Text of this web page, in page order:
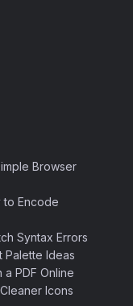
Browser
to Encode
Syntax Errors
Palette Ideas
PDF Online
Icons